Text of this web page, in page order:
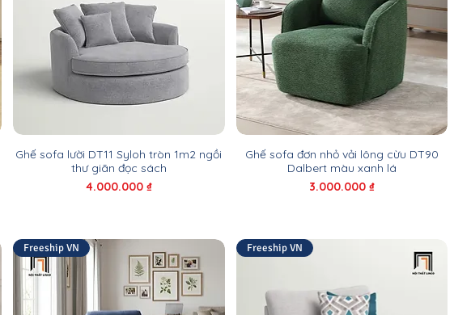
Ghế sofa lười DT11 Syloh tròn 1m2 ngồi
thư giãn đọc sách
Giá
4.000.000 ₫
Ghế sofa đơn nhỏ vải lông cừu DT90
Dalbert màu xanh lá
Giá
3.000.000 ₫
Freeship VN Freeship VN